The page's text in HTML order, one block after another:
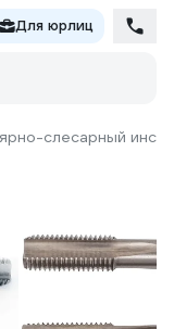
Для юрлиц
слесарный